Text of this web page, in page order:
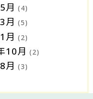
月 (4)
月 (5)
月 (2)
10月 (2)
月 (3)